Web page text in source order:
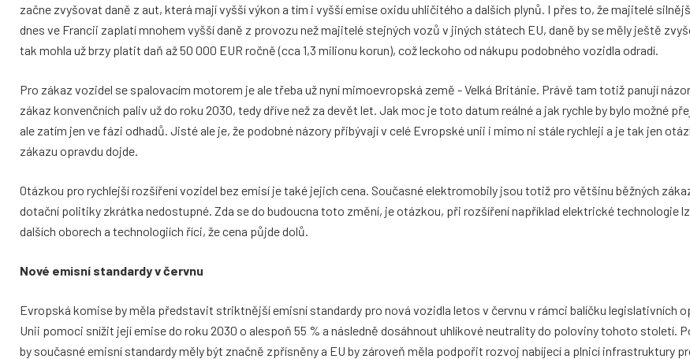
začne zvyšovat daně z aut, která mají vyšší výkon a tím i vyšší emise oxidu uhličitého a dalších plynů. I přes to, že majitelé
dnes ve Francii zaplatí mnohem vyšší daně z provozu než majitelé stejných vozů v jiných státech EU, daně by se měly ještě
tak mohla už brzy platit daň až 50 000 EUR ročně (cca 1,3 milionu korun), což leckoho od nákupu podobného vozidla odradí.
Pro zákaz vozidel se spalovacím motorem je ale třeba už nyní mimoevropská země - Velká Británie. Právě tam totiž panují
zákaz konvenčních paliv už do roku 2030, tedy dříve než za devět let. Jak moc je toto datum reálné a jak rychle by bylo možné
ale zatím jen ve fázi odhadů. Jisté ale je, že podobné názory přibývají v celé Evropské unii i mimo ni stále rychleji a je tak jen
zákazu opravdu dojde.
Otázkou pro rychlejší rozšíření vozidel bez emisí je také jejich cena. Současné elektromobily jsou totiž pro většinu běžných
dotační politiky zkrátka nedostupné. Zda se do budoucna toto změní, je otázkou, při rozšíření například elektrické technologie
dalších oborech a technologiích říci, že cena půjde dolů.
Nové emisní standardy v červnu
Evropská komise by měla představit striktnější emisní standardy pro nová vozidla letos v červnu v rámci balíčku legislativních
Unii pomoci snížit její emise do roku 2030 o alespoň 55 % a následně dosáhnout uhlíkové neutrality do poloviny tohoto století.
by současné emisní standardy měly být značně zpřísněny a EU by zároveň měla podpořit rozvoj nabíjecí a plnicí infrastruktury